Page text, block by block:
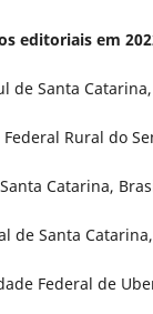
editoriais em
de Santa
Rural do
Catarina,
de Santa
Federal de